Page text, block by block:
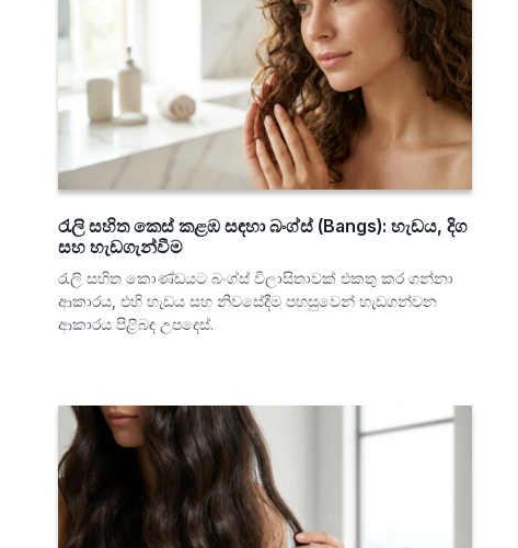
රැලි සහිත කෙස් කළඹ සඳහා බංග්ස් (Bangs): හැඩය, දිග
සහ හැඩගැන්වීම
රැලි සහිත කොණ්ඩයට බංග්ස් විලාසිතාවක් එකතු කර ගන්නා
ආකාරය, එහි හැඩය සහ නිවසේදීම පහසුවෙන් හැඩගන්වන
ආකාරය පිළිබඳ උපදෙස්.